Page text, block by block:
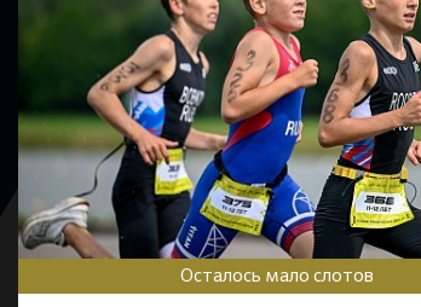
Осталось мало слотов